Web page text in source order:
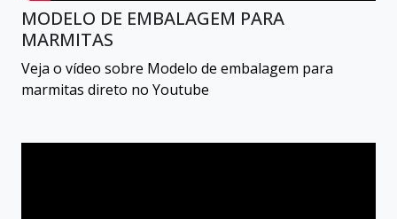
MODELO DE EMBALAGEM PARA
MARMITAS
Veja o vídeo sobre Modelo de embalagem para
marmitas direto no Youtube